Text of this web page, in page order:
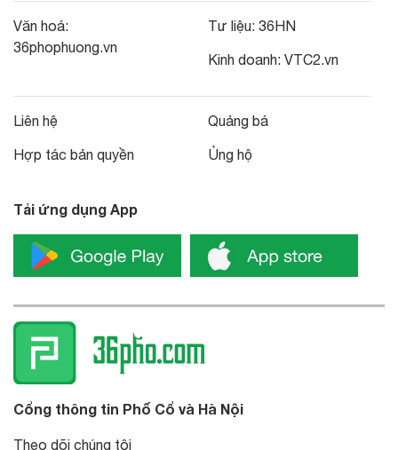
Văn hoá:
36phophuong.vn
Tư liệu: 36HN
Kinh doanh: VTC2.vn
Liên hệ
Hợp tác bản quyền
Quảng bá
Ủng hộ
Tải ứng dụng App
Cổng thông tin Phố Cổ và Hà Nội
Theo dõi chúng tôi